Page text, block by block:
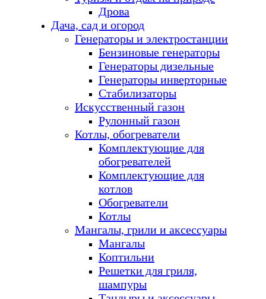
Дрова
Дача, сад и огород
Генераторы и электростанции
Бензиновые генераторы
Генераторы дизельные
Генераторы инверторные
Стабилизаторы
Искусственный газон
Рулонный газон
Котлы, обогреватели
Комплектующие для
обогревателей
Комплектующие для
котлов
Обогреватели
Котлы
Мангалы, грили и аксессуары
Мангалы
Коптильни
Решетки для гриля,
шампуры